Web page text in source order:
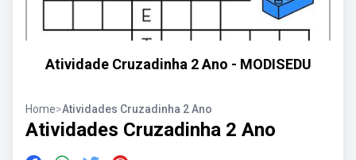
Atividade Cruzadinha 2 Ano - MODISEDU
Home>Atividades Cruzadinha 2 Ano
Atividades Cruzadinha 2 Ano